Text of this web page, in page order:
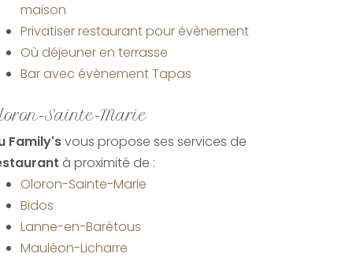
maison
Privatiser restaurant pour évènement
Où déjeuner en terrasse
Bar avec évènement Tapas
Sainte-Marie
Family'svous propose ses services de
à proximité de :
Oloron-Sainte-Marie
Bidos
Lanne-en-Barétous
Mauléon-Licharre